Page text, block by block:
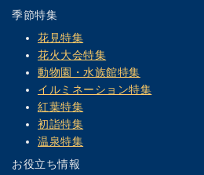
季節特集
花見特集
花火大会特集
動物園・水族館特集
イルミネーション特集
紅葉特集
初詣特集
温泉特集
お役立ち情報